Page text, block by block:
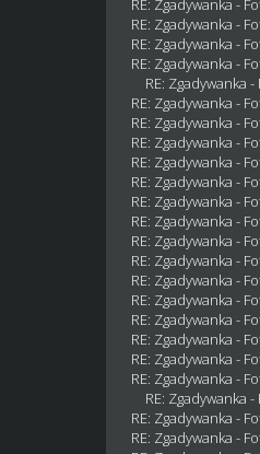
RE: Zgadywanka -
RE: Zgadywanka -
RE: Zgadywanka -
RE: Zgadywanka -
RE: Zgadywanka
RE: Zgadywanka -
RE: Zgadywanka -
RE: Zgadywanka -
RE: Zgadywanka -
RE: Zgadywanka -
RE: Zgadywanka -
RE: Zgadywanka -
RE: Zgadywanka -
RE: Zgadywanka -
RE: Zgadywanka -
RE: Zgadywanka -
RE: Zgadywanka -
RE: Zgadywanka -
RE: Zgadywanka -
RE: Zgadywanka -
RE: Zgadywanka
RE: Zgadywanka -
RE: Zgadywanka -